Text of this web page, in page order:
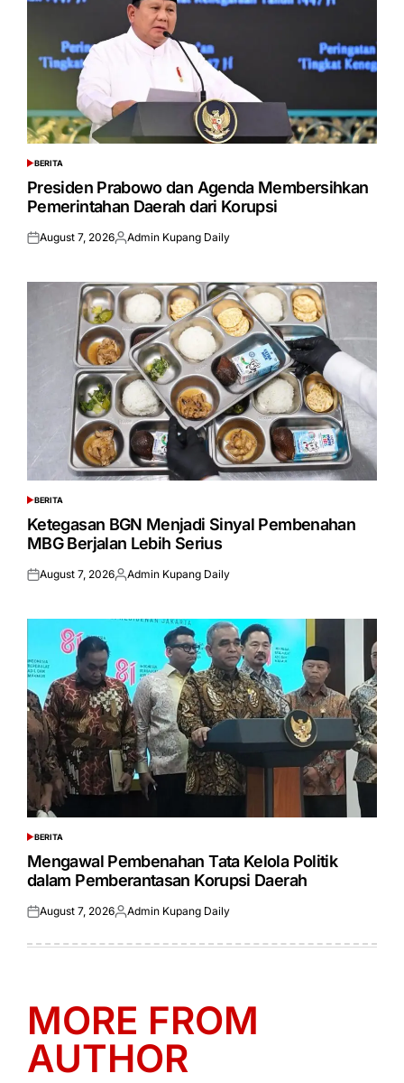
POSTED
IN
BERITA
Presiden Prabowo dan Agenda Membersihkan
Pemerintahan Daerah dari Korupsi
Posted
August 7, 2026Posted
Admin Kupang Daily
POSTED
IN
BERITA
Ketegasan BGN Menjadi Sinyal Pembenahan
MBG Berjalan Lebih Serius
Posted
August 7, 2026Posted
Admin Kupang Daily
POSTED
IN
BERITA
Mengawal Pembenahan Tata Kelola Politik
dalam Pemberantasan Korupsi Daerah
Posted
August 7, 2026Posted
Admin Kupang Daily
MORE FROM
AUTHOR